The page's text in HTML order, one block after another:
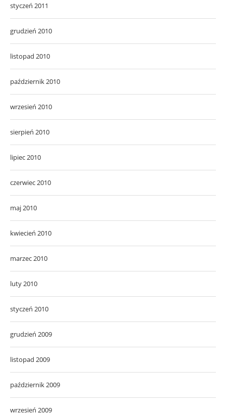
styczeń 2011
grudzień 2010
listopad 2010
październik 2010
wrzesień 2010
sierpień 2010
lipiec 2010
czerwiec 2010
maj 2010
kwiecień 2010
marzec 2010
luty 2010
styczeń 2010
grudzień 2009
listopad 2009
październik 2009
wrzesień 2009